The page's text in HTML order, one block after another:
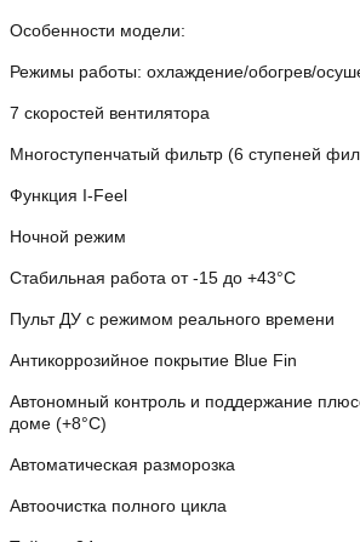
Особенности модели:
Режимы работы: охлаждение/обогрев/
7 скоростей вентилятора
Многоступенчатый фильтр (6 ступеней
Функция I-Feel
Ночной режим
Стабильная работа от -15 до +43°C
Пульт ДУ с режимом реального времени
Антикоррозийное покрытие Blue Fin
Автономный контроль и поддержание
доме (+8°C)
Автоматическая разморозка
Автоочистка полного цикла